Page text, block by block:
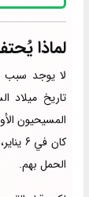
لماذا يُحتفل
تاريخ
المسيحيون
كان
الحمل بهم.